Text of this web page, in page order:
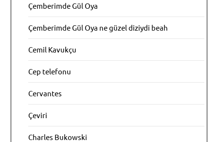
Çemberimde Gül Oya
Çemberimde Gül Oya ne güzel diziydi beah
Cemil Kavukçu
Cep telefonu
Cervantes
Çeviri
Charles Bukowski